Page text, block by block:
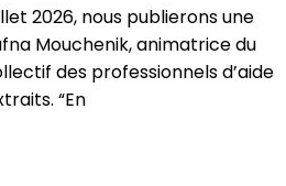
2026, nous publierons une
Mouchenik, animatrice du
des professionnels d’aide
“En